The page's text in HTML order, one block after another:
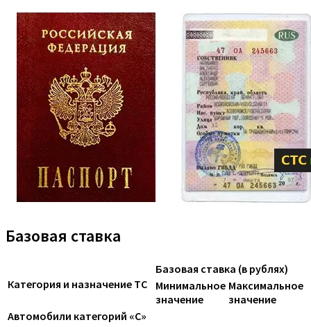
Базовая ставка
Категория и назначение ТС
Базовая ставка (в рублях)
Минимальное
значение
Максимальное
значение
Автомобили категорий «C»